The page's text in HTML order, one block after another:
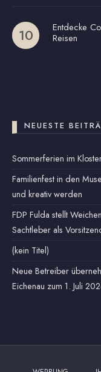
Entdecke
Reisen
NEUESTE
Sommerferien im
Familienfest in den
und kreativ werden
FDP Fulda stellt
Sachtleber als
(kein Titel)
Neue Betreiber
Eichenau zum 1. Juli